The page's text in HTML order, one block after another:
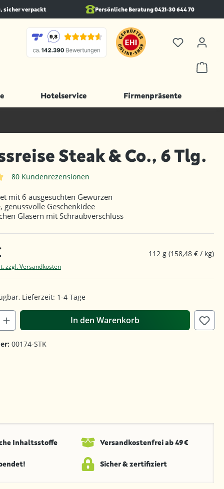
sicher verpackt Persönliche Beratung 0421-30 644 70
Hotelservice Firmenpräsente
Steak & Co., 6 Tlg.
80 Kundenrezensionen
mit 6 ausgesuchten Gewürzen
genussvolle Geschenkidee
Gläsern mit Schraubverschluss
112 g (158,48 € / kg)
zzgl. Versandkosten
Lieferzeit: 1-4 Tage
In den Warenkorb
00174-STK
Inhaltsstoffe Versandkosten­frei ab 49 €
Sicher & zertifiziert